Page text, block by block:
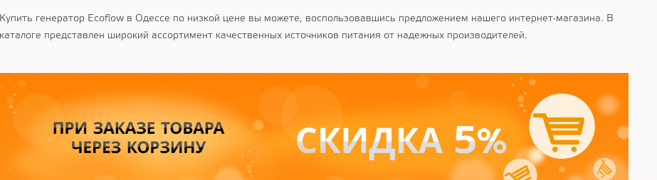
Купить генератор Ecoflow в Одессе по низкой цене вы можете, воспользовавшись предложением нашего интернет-магазина. В
каталоге представлен широкий ассортимент качественных источников питания от надежных производителей.